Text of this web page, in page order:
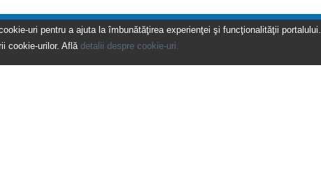
uri pentru a ajuta la îmbunătăţirea experienţei şi funcţionalităţii portalului.
cookie-urilor. Află detalii despre cookie-uri.